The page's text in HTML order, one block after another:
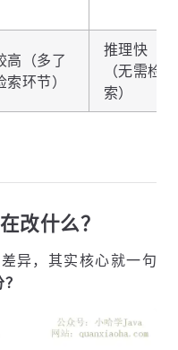
高（多了
索环节）
推理快
（无需检
索）
改什么？
异，其实核心就一句